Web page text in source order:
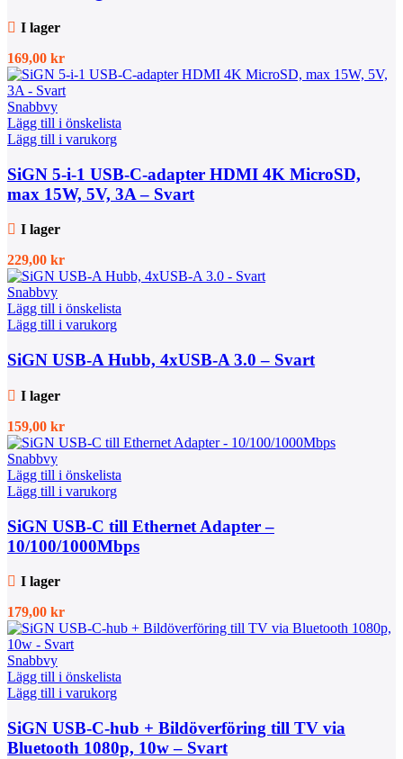
I lager
169,00 kr
Snabbvy
Lägg till i önskelista
Lägg till i varukorg
SiGN 5-i-1 USB-C-adapter HDMI 4K MicroSD,
max 15W, 5V, 3A – Svart
I lager
229,00 kr
Snabbvy
Lägg till i önskelista
Lägg till i varukorg
SiGN USB-A Hubb, 4xUSB-A 3.0 – Svart
I lager
159,00 kr
Snabbvy
Lägg till i önskelista
Lägg till i varukorg
SiGN USB-C till Ethernet Adapter –
10/100/1000Mbps
I lager
179,00 kr
Snabbvy
Lägg till i önskelista
Lägg till i varukorg
SiGN USB-C-hub + Bildöverföring till TV via
Bluetooth 1080p, 10w – Svart